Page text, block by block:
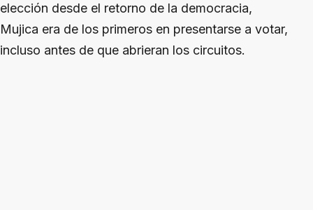
elección desde el retorno de la democracia,
Mujica era de los primeros en presentarse a votar,
incluso antes de que abrieran los circuitos.